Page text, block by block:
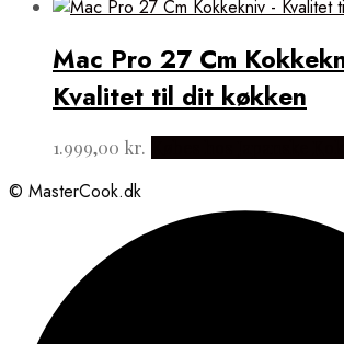
Mac Pro 27 Cm
Kvalitet til dit køkken
1.999,00 kr.
© MasterCook.dk